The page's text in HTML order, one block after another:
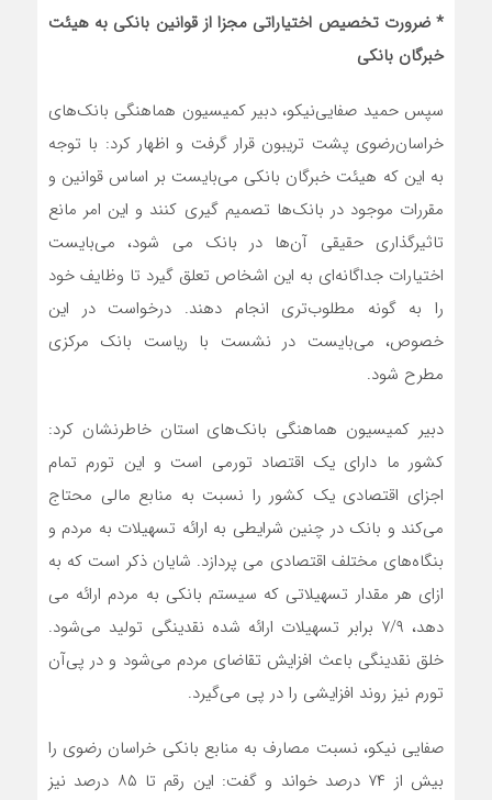
* ضرورت تخصیص اختیاراتی مجزا از قوانین بانکی به هیئت
خبرگان بانکی
سپس حمید صفایی‌نیکو، دبیر کمیسیون هماهنگی بانک‌های
خراسان‌رضوی پشت تریبون قرار گرفت و اظهار کرد: با توجه
به این که هیئت خبرگان بانکی می‌بایست بر اساس قوانین و
مقررات موجود در بانک‌ها تصمیم گیری کنند و این امر مانع
تاثیرگذاری حقیقی آن‌ها در بانک می شود، می‌بایست
اختیارات جداگانه‌ای به این اشخاص تعلق گیرد تا وظایف خود
را به گونه مطلوب‌تری انجام دهند. درخواست در این
خصوص، می‌بایست در نشست با ریاست بانک مرکزی
مطرح شود.
دبیر کمیسیون هماهنگی بانک‌های استان خاطرنشان کرد:
کشور ما دارای یک اقتصاد تورمی است و این تورم تمام
اجزای اقتصادی یک کشور را نسبت به منابع مالی محتاج
می‌کند و بانک در چنین شرایطی به ارائه تسهیلات به مردم و
بنگاه‌های مختلف اقتصادی می پردازد. شایان ذکر است که به
ازای هر مقدار تسهیلاتی که سیستم بانکی به مردم ارائه می
دهد، ۷/۹ برابر تسهیلات ارائه شده نقدینگی تولید می‌شود.
خلق نقدینگی باعث افزایش تقاضای مردم می‌شود و در پی‌آن
تورم نیز روند افزایشی را در پی می‌گیرد.
صفایی نیکو، نسبت مصارف به منابع بانکی خراسان رضوی را
بیش از ۷۴ درصد خواند و گفت: این رقم تا ۸۵ درصد نیز